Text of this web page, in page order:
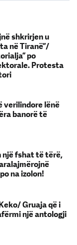
shkrirjen u
në Tiranë”/
po
Protesta
verilindore lënë
banorë të
një fshat të tërë,
na izolon!
Gruaja që i
një antologji